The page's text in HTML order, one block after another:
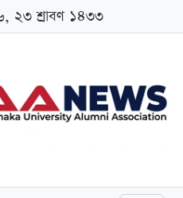
২৩ শ্রাবণ ১৪৩৩